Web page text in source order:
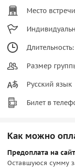
Место
Размер
Русский язык
Билет в
Как можно
Предоплата на
Оставшуюся сумму